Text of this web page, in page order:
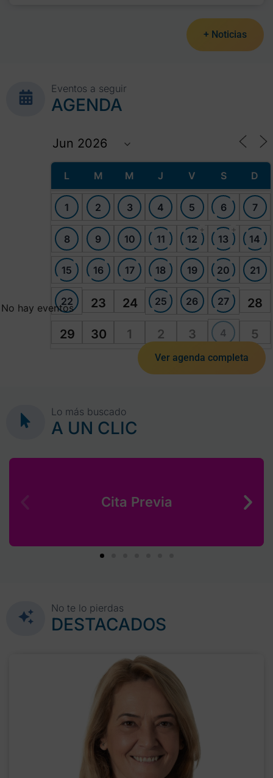
+ Noticias
Eventos a seguir
AGENDA
L M M J V S D
1 2 3 4 5 6 7
8 9 10 11 12
+
13
+
14
15 16 17 18 19 20 21
22 23 24 25 26 27 28
29 30 1 2 3 4 5
No hay eventos
Ver agenda completa
Lo más buscado
A UN CLIC
Cita Previa
No te lo pierdas
DESTACADOS